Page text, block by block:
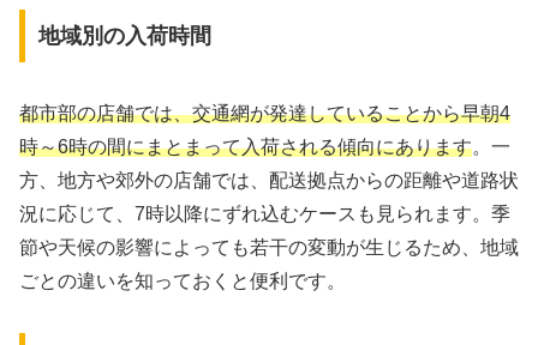
地域別の入荷時間
都市部の店舗では、交通網が発達していることから早朝4
時～6時の間にまとまって入荷される傾向にあります。一
方、地方や郊外の店舗では、配送拠点からの距離や道路状
況に応じて、7時以降にずれ込むケースも見られます。季
節や天候の影響によっても若干の変動が生じるため、地域
ごとの違いを知っておくと便利です。